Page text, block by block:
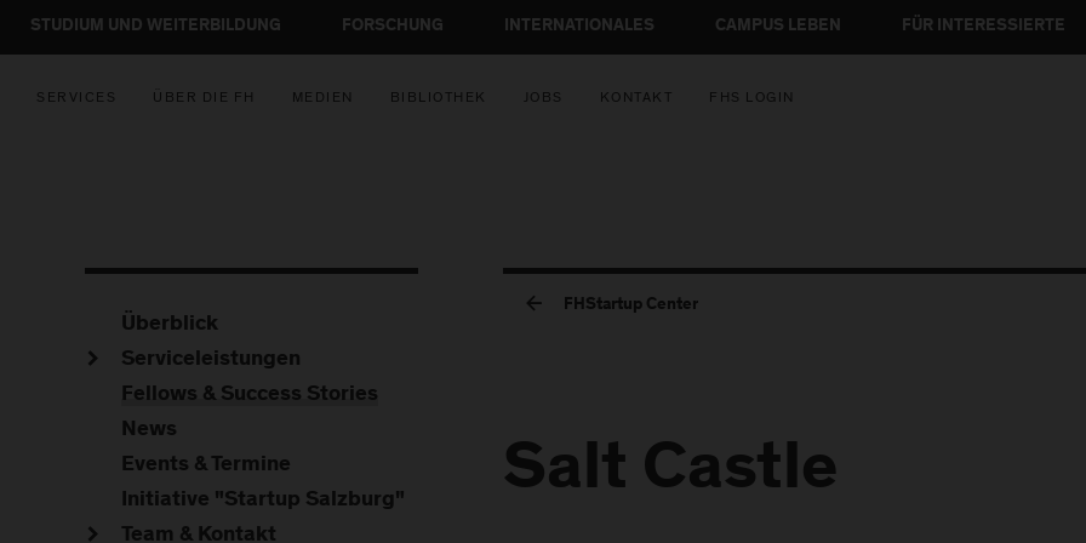
STUDIUM UND WEITERBILDUNG FORSCHUNG INTERNATIONALES CAMPUS LEBEN FÜR INTERESSIERTE
SERVICES ÜBER DIE FH MEDIEN BIBLIOTHEK JOBS KONTAKT FHS LOGIN
FHStartup Center
Salt Castle
Überblick
Serviceleistungen
Fellows & Success Stories
News
Events & Termine
Initiative "Startup Salzburg"
Team & Kontakt